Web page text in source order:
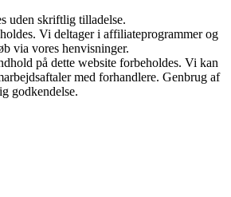
uden skriftlig tilladelse.
Vi deltager i affiliateprogrammer og
via vores henvisninger.
på dette website forbeholdes. Vi kan
med forhandlere. Genbrug af
godkendelse.